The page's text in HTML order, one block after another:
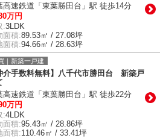
高速鉄道「東葉勝田台」駅 徒歩14分
万円
:3LDK
面積:89.53㎡ / 27.08坪
面積:94.66㎡ / 28.63坪
｜新築一戸建
介手数料無料】八千代市勝田台 新築戸
高速鉄道「東葉勝田台」駅 徒歩22分
万円
:4LDK
面積:95.43㎡ / 28.86坪
面積:110.46㎡ / 33.41坪